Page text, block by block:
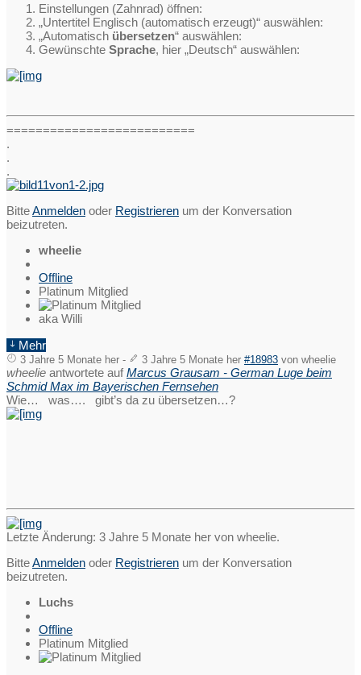
Einstellungen (Zahnrad) öffnen:
„Untertitel Englisch (automatisch erzeugt)“ auswählen:
„Automatisch übersetzen“ auswählen:
Gewünschte Sprache, hier „Deutsch“ auswählen:
==========================
.
.
.
BitteAnmelden oder Registrieren um der Konversation
beizutreten.
wheelie
Offline
Platinum Mitglied
aka Willi
Mehr
3 Jahre 5 Monate her- 3 Jahre 5 Monate her #18983 von wheelie
wheelie antwortete aufMarcus Grausam - German Luge beim
Schmid Max im Bayerischen Fernsehen
Wie… was…. gibt’s da zu übersetzen…?
Letzte Änderung: 3 Jahre 5 Monate her von wheelie.
BitteAnmelden oder Registrieren um der Konversation
beizutreten.
Luchs
Offline
Platinum Mitglied